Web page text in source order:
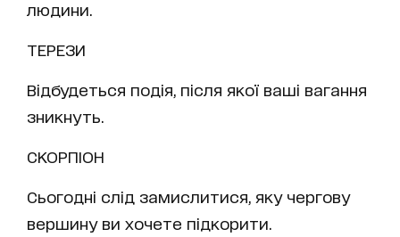
людини.
ТЕРЕЗИ
Відбудеться подія, після якої ваші вагання
зникнуть.
СКОРПІОН
Сьогодні слід замислитися, яку чергову
вершину ви хочете підкорити.